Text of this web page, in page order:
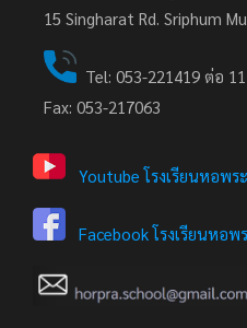
15 Singharat Rd. Sriphum
Tel: 053-221419 ต่อ 11
Fax: 053-217063
Youtube โรงเรียนหอพระ
Facebook โรงเรียนหอพ